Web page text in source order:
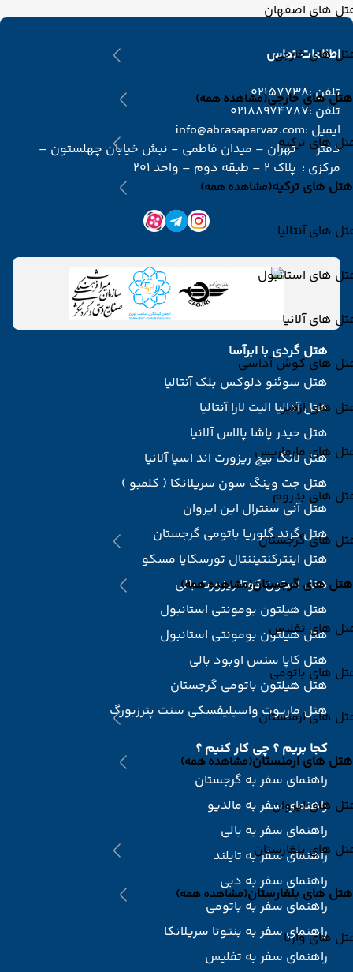
های اصفهان
های خارجی
هتل های خارجی(مشاهده همه)
های ترکیه
هتل های ترکیه(مشاهده همه)
های آنتالیا
های استانبول
های آلانیا
های کوش آداسی
های ازمیر
های مارماریس
های بدروم
های گرجستان
هتل های گرجستان(مشاهده همه)
های تفلیس
های باتومی
های ارمنستان
هتل های ارمنستان(مشاهده همه)
های ایروان
های بلغارستان
هتل های بلغارستان(مشاهده همه)
های وارنا
اطلاعات تماس
تلفن :02157738
تلفن :02188974787
ایمیل :info@abrasaparvaz.com
دفتر
مرکزی :
تهران – میدان فاطمی - نبش خیابان چهلستون –
پلاک 2 – طبقه دوم – واحد 201
هتل گردی با ابرآسا
هتل سوئنو دلوکس بلک آنتالیا
هتل آدالیا الیت لارا آنتالیا
هتل حیدر پاشا پالاس آلانیا
هتل لانگ بیچ ریزورت اند اسپا آلانیا
هتل جت وینگ سون سریلانکا ( کلمبو )
هتل آنی سنترال این ایروان
هتل گرند گلوریا باتومی گرجستان
هتل اینترکنتیننتال تورسکایا مسکو
هتل استون کوتا ریزورت بالی
هتل هیلتون بومونتی استانبول
هتل هیلتون بومونتی استانبول
هتل کاپا سنس اوبود بالی
هتل هیلتون باتومی گرجستان
هتل ماریوت واسیلیفسکی سنت پترزبورگ
کجا بریم ؟ چی کار کنیم ؟
راهنمای سفر به گرجستان
راهنمای سفر به مالدیو
راهنمای سفر به بالی
راهنمای سفر به تایلند
راهنمای سفر به دبی
راهنمای سفر به باتومی
راهنمای سفر به بنتوتا سریلانکا
راهنمای سفر به تفلیس